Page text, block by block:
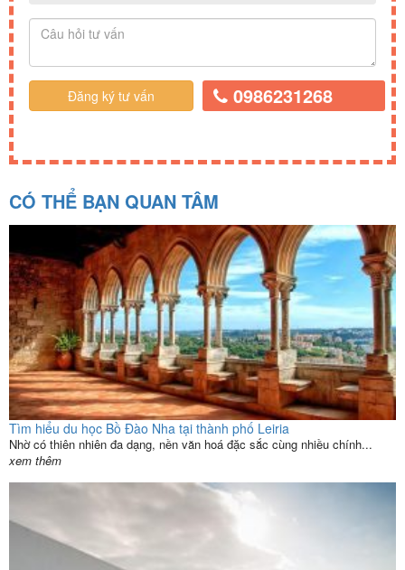
0986231268
CÓ THỂ BẠN QUAN TÂM
Tìm hiểu du học Bồ Đào Nha tại thành phố Leiria
Nhờ có thiên nhiên đa dạng, nền văn hoá đặc sắc cùng nhiều chính...
xem thêm